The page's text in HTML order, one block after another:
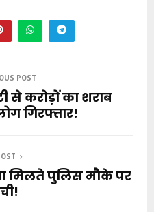
POST
से करोड़ों का शराब
गिरफ्तार!
मिलते पुलिस मौके पर